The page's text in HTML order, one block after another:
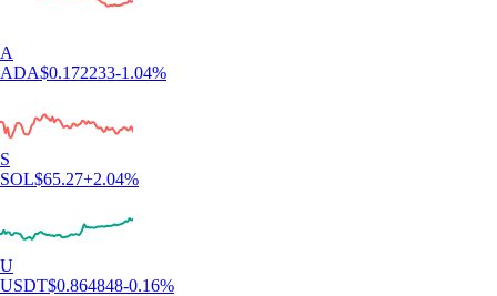
A
ADA$0.172233-1.04%
S
SOL$65.27+2.04%
U
USDT$0.864848-0.16%